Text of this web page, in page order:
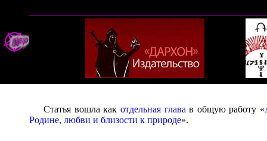
Статья вошла как отдельная глава в общую работу «
Родине, любви и близости к природе».